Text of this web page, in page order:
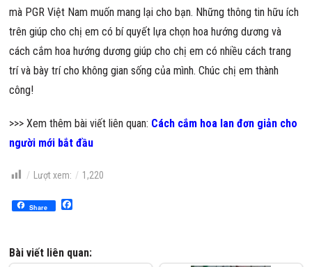
mà PGR Việt Nam muốn mang lại cho bạn. Những thông tin hữu ích
trên giúp cho chị em có bí quyết lựa chọn hoa hướng dương và
cách cắm hoa hướng dương giúp cho chị em có nhiều cách trang
trí và bày trí cho không gian sống của mình. Chúc chị em thành
công!
>>> Xem thêm bài viết liên quan: Cách cắm hoa lan đơn giản cho
người mới bắt đầu
Lượt xem: 1,220
Share
Bài viết liên quan: